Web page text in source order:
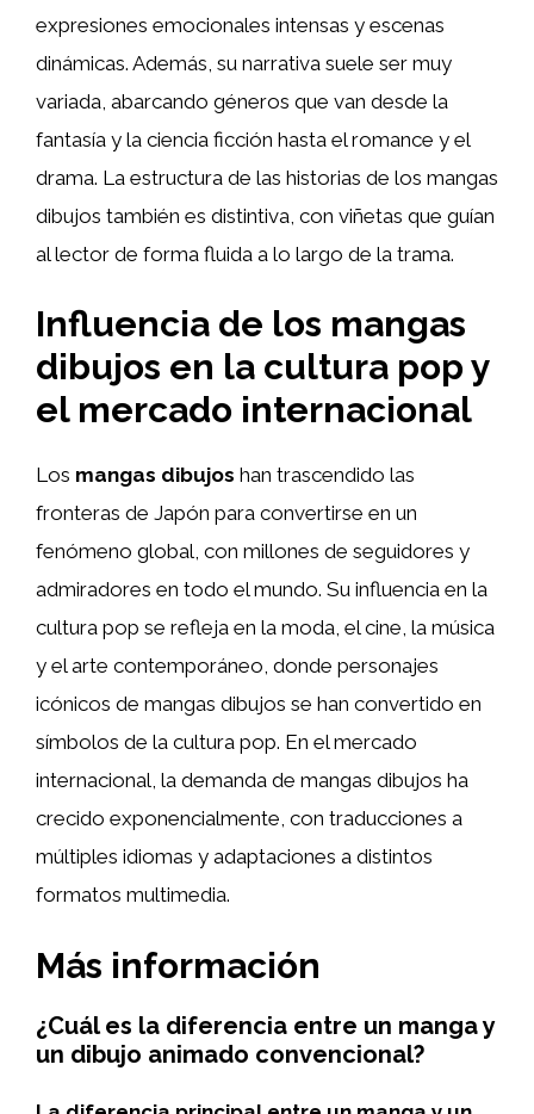
expresiones emocionales intensas y escenas
dinámicas. Además, su narrativa suele ser muy
variada, abarcando géneros que van desde la
fantasía y la ciencia ficción hasta el romance y el
drama. La estructura de las historias de los mangas
dibujos también es distintiva, con viñetas que guían
al lector de forma fluida a lo largo de la trama.
Influencia de los mangas
dibujos en la cultura pop y
el mercado internacional
Los mangas dibujos han trascendido las
fronteras de Japón para convertirse en un
fenómeno global, con millones de seguidores y
admiradores en todo el mundo. Su influencia en la
cultura pop se refleja en la moda, el cine, la música
y el arte contemporáneo, donde personajes
icónicos de mangas dibujos se han convertido en
símbolos de la cultura pop. En el mercado
internacional, la demanda de mangas dibujos ha
crecido exponencialmente, con traducciones a
múltiples idiomas y adaptaciones a distintos
formatos multimedia.
Más información
¿Cuál es la diferencia entre un manga y
un dibujo animado convencional?